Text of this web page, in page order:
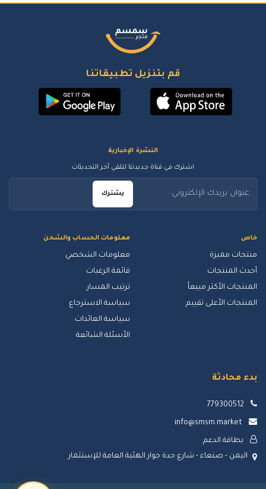
قم بتنزيل تطبيقاتنا
خاص
منتجات مميزة
أحدث المنتجات
المنتجات الأكثر مبيعاً
المنتجات الأعلى تقييم
معلومات الحساب والشحن
معلومات الشخصي
قائمة الرغبات
ترتيب المسار
سياسة الاسترجاع
سياسة العائدات
الأسئلة الشائعة
النشرة الإخبارية
اشترك في قناة جديدتنا لتلقي آخر التحديثات
يشترك
بدء محادثة
779300512
info@smsm.market
بطاقة الدعم
اليمن - صنعاء - شارع حدة جوار الهئية العامة للإستثمار